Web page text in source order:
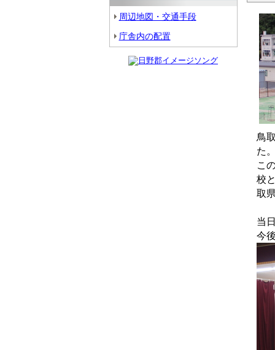
周辺地図・交通手段
庁舎内の配置
鳥
た
こ
校
取
当
今